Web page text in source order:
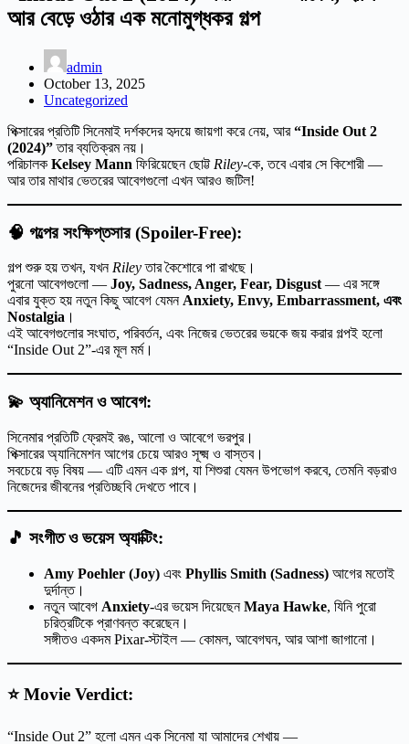
আর বেড়ে ওঠার এক মনোমুগ্ধকর গল্প
admin
October 13, 2025
Uncategorized
পিক্সারের প্রতিটি সিনেমাই দর্শকদের হৃদয়ে জায়গা করে নেয়, আর“Inside Out 2
(2024)”তার ব্যতিক্রম নয়।
পরিচালক Kelsey Mann ফিরিয়েছেন ছোট্ট Riley-কে, তবে এবার সে কিশোরী —
আর তার মাথার ভেতরের আবেগগুলো এখন আরও জটিল!
🧠 গল্পের সংক্ষিপ্তসার (Spoiler-Free):
গল্প শুরু হয় তখন, যখন Rileyতার কৈশোরে পা রাখছে।
পুরনো আবেগগুলো — Joy, Sadness, Anger, Fear, Disgust — এর সঙ্গে
এবার যুক্ত হয় নতুন কিছু আবেগ যেমন Anxiety, Envy, Embarrassment, এবং
Nostalgia ।
এই আবেগগুলোর সংঘাত, পরিবর্তন, এবং নিজের ভেতরের ভয়কে জয় করার গল্পই হলো
“Inside Out 2”-এর মূল মর্ম।
💫 অ্যানিমেশন ও আবেগ:
সিনেমার প্রতিটি ফ্রেমই রঙ, আলো ও আবেগে ভরপুর।
পিক্সারের অ্যানিমেশন আগের চেয়ে আরও সূক্ষ্ম ও বাস্তব।
সবচেয়ে বড় বিষয় — এটি এমন এক গল্প, যা শিশুরা যেমন উপভোগ করবে, তেমনি বড়রাও
নিজেদের জীবনের প্রতিচ্ছবি দেখতে পাবে।
🎵 সংগীত ও ভয়েস অ্যাক্টিং:
Amy Poehler (Joy) এবং Phyllis Smith (Sadness) আগের মতোই
দুর্দান্ত।
নতুন আবেগ Anxiety-এর ভয়েস দিয়েছেনMaya Hawke, যিনি পুরো
চরিত্রটিকে প্রাণবন্ত করেছেন।
সঙ্গীতও একদম Pixar-স্টাইল — কোমল, আবেগঘন, আর আশা জাগানো।
⭐Movie Verdict:
“Inside Out 2” হলো এমন এক সিনেমা যা আমাদের শেখায় —